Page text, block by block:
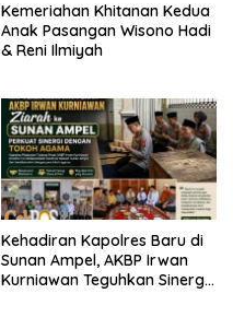
Kemeriahan Khitanan Kedua
Anak Pasangan Wisono Hadi
& Reni Ilmiyah
Kehadiran Kapolres Baru di
Sunan Ampel, AKBP Irwan
Kurniawan Teguhkan Sinergi